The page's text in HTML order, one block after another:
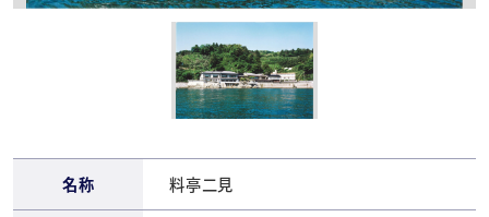
名称 料亭二見